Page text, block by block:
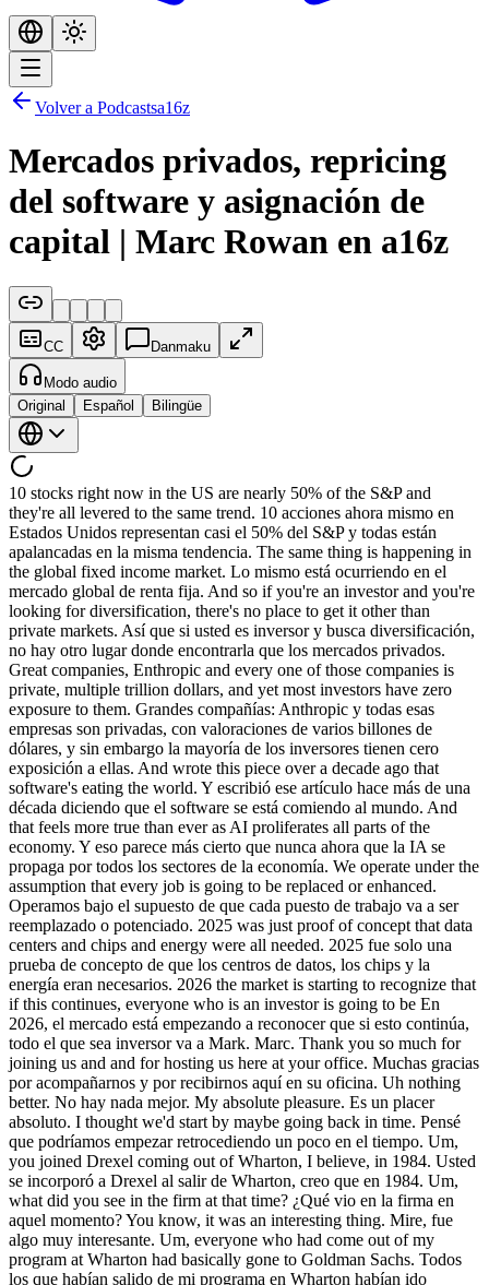
Volver a Podcastsa16z
Mercados privados, repricing
del software y asignación de
capital | Marc Rowan en a16z
CC Danmaku
Modo audio
Original
Español Bilingüe
10 stocks right now in the US are nearly 50% of the S&P and they're all levered to the same trend. 10 acciones ahora mismo en Estados Unidos representan casi el 50% del S&P y todas están apalancadas en la misma tendencia. The same thing is happening in the global fixed income market. Lo mismo está ocurriendo en el mercado global de renta fija. And so if you're an investor and you're looking for diversification, there's no place to get it other than private markets. Así que si usted es inversor y busca diversificación, no hay otro lugar donde encontrarla que los mercados privados. Great companies, Enthropic and every one of those companies is private, multiple trillion dollars, and yet most investors have zero exposure to them. Grandes compañías: Anthropic y todas esas empresas son privadas, con valoraciones de varios billones de dólares, y sin embargo la mayoría de los inversores tienen cero exposición a ellas. And wrote this piece over a decade ago that software's eating the world. Y escribió ese artículo hace más de una década diciendo que el software se está comiendo al mundo. And that feels more true than ever as AI proliferates all parts of the economy. Y eso parece más cierto que nunca ahora que la IA se propaga por todos los sectores de la economía. We operate under the assumption that every job is going to be replaced or enhanced. Operamos bajo el supuesto de que cada puesto de trabajo va a ser reemplazado o potenciado. 2025 was just proof of concept that data centers and chips and energy were all needed. 2025 fue solo una prueba de concepto de que los centros de datos, los chips y la energía eran necesarios. 2026 the market is starting to recognize that if this continues, everyone who is an investor is going to be En 2026, el mercado está empezando a reconocer que si esto continúa, todo el que sea inversor va a Mark. Marc. Thank you so much for joining us and and for hosting us here at your office. Muchas gracias por acompañarnos y por recibirnos aquí en su oficina. Uh nothing better. No hay nada mejor. My absolute pleasure. Es un placer absoluto. I thought we'd start by maybe going back in time. Pensé que podríamos empezar retrocediendo un poco en el tiempo. Um, you joined Drexel coming out of Wharton, I believe, in 1984. Usted se incorporó a Drexel al salir de Wharton, creo que en 1984. Um, what did you see in the firm at that time? ¿Qué vio en la firma en aquel momento? You know, it was an interesting thing. Mire, fue algo muy interesante. Um, everyone who had come out of my program at Wharton had basically gone to Goldman Sachs. Todos los que habían salido de mi programa en Wharton habían ido básicamente a Goldman Sachs. Yep. Sí. And what struck me about Drexel's business, which was financing entrepreneurs, financing new companies, is that you didn't really need to know all that much about finance. Y lo que me llamó la atención del negocio de Drexel, que consistía en financiar a emprendedores y nuevas empresas, es que en realidad no necesitabas saber demasiado de finanzas. You needed to know a lot about business Lo que necesitabas era saber mucho sobre los negocios because these companies were not the Exxons of the day or the top-notch companies of the day. porque esas empresas no eran las Exxon de la época ni las compañías de primer nivel de entonces. They were companies where legitimately there were questions on the business model. Eran empresas en las que había preguntas legítimas sobre el modelo de negocio. And I was always much more interested in business than I was in the nuances of finance and public offerings and things like that. Y siempre me interesaron mucho más los negocios que los matices de las finanzas, las ofertas públicas y todo ese tipo de cosas. And I was not disappointed. Y no me defraudó. It was awesome. Fue increíble. Yeah. Sí. Yeah, I mean I think one of the most remarkable things about uh kind of the diaspora from from Draxville in that especially in that period is just I mean you can almost trace every major credit firm you know back to that kind of cohort of people. Sí, es decir, creo que una de las cosas más notables de la diáspora que salió de Drexel, especialmente en ese período, es que se puede trazar el origen de prácticamente cada gran firma de crédito que existe hasta ese grupo de personas. Was there something about the culture ¿Había algo en la cultura maybe the focus of of your clients at the time that sort of shaped you know that sort of incredible kind of diaspora talent? o quizás en el enfoque hacia sus clientes de aquella época que moldeó esa especie de increíble diáspora de talento? Look this business first mentality and really understanding the business is ultimately about making credit decisions. Mire, esta mentalidad de priorizar el negocio y entender realmente la empresa tiene que ver en última instancia con tomar decisiones crediticias. These companies were not investment grade. Estas empresas no tenían grado de inversión. they were below investment grade. estaban por debajo del grado de inversión. It really forced you to understand the fundamentals of their business, not to rely on third parties, but also a whole market was being created. Eso te obligaba a entender los fundamentos del negocio, a no depender de terceros, y además se estaba creando un mercado completamente nuevo. There were no high yield bonds. No existían los bonos de alto rendimiento. There were no levered loans. No existían los préstamos apalancados. There were no ETFs. No existían los ETFs. There was no real securitized product. No había ningún producto titulizado de verdad. All the products that we take for granted today that exist did not exist. Todos los productos que hoy damos por sentado simplemente no existían. This forced you into clean sheet thinking. Eso te obligaba a pensar desde cero. The whole notion of pick I believe was created in one afternoon solving a problem. Todo el concepto de pick creo que se creó en una sola tarde resolviendo un problema. The notion of silver b silverbacked or silver index bonds solving another problem El concepto de los bonos respaldados en plata o indexados a la plata resolviendo otro problema and so on and so on. y así sucesivamente. The notion of a highly confident letter, the notion of bridge financing. El concepto de la carta de alta confianza, el concepto del financiamiento puente. All of these things were basically problem solution, problem solution. Todo esto era básicamente problema, solución, problema, solución. And that mentality of understanding the business, understanding the credit, but also having clean sheet thinking is certainly what powers Apollo today. Y esa mentalidad de entender el negocio, entender el crédito, pero también pensar desde cero es definitivamente lo que impulsa a Apollo hoy. And I know you know Michael Milin has been a mentor for a long time. Sé que Michael Milken ha sido un mentor para usted durante mucho tiempo. I guess what are some of the most valuable lessons you've learned from him over the years? ¿Cuáles dirías que son las lecciones más valiosas que ha aprendido de él a lo largo de los años? They're just innumerable. Son innumerables. But I I the story I tell about Mike is um I was um like a smart young guy. Pero la historia que cuento sobre Mike es que yo era un joven inteligente. I had mastered my craft. Había dominado mi oficio. I was well thought of. Tenía buena reputación. But and so every time the market kind of went sideways, I would get a call from Mike and Mike would say, "Could you come from New York to California?" Pero cada vez que el mercado se ponía difícil, recibía una llamada de Mike y Mike me decía: "¿Podrías venir de Nueva York a California?" I would of course ask when. Yo le preguntaba, claro, cuándo. This would Monday. Sería el lunes. He'd be like, "Tuesday." Él respondía: "El martes." So, uh, the immediiacy of how you dealt with problems and the business first mentality was definitely a micism. Entonces, la inmediatez con que enfrentaba los problemas y esa mentalidad de priorizar el negocio fue sin duda una gran enseñanza. And I sat on the trading desk and at the end of every trading day, Mike would walk by my desk and I was supposed to have all the answers because Mike was doing a million things. Yo estaba en la mesa de operaciones y al final de cada jornada Mike pasaba por mi escritorio, y se suponía que yo tenía que tener todas las respuestas porque Mike estaba haciendo un millón de cosas. I was just doing one thing. Yo solo me ocupaba de una. And every day he would ask me a question that I did not know the answer to. Y cada día me hacía una pregunta a la que yo no sabía la respuesta. And he didn't do it to provoke me or to show me how smart he was. Y no lo hizo para provocarme ni para demostrarme lo inteligente que era. He was showing me to connect the dots. Me estaba enseñando a conectar los puntos. And I do think that that's a big part of what goes on in our world today. Y creo que eso es una gran parte de lo que ocurre en nuestro mundo hoy. Can you take what's happening geopolitically? ¿Puede usted tomar lo que está pasando geopolíticamente? Can you take what's happening in technology? ¿Puede tomar lo que está pasando en tecnología? Can you take what's happening in financial markets? ¿Puede tomar lo que está pasando en los mercados financieros? Can you take all the personalities and people and can you put it together in a coherent way that makes for good relationships, good deals, good partnerships, things that benefit the world. ¿Puede tomar todas las personalidades y a las personas, y puede ensamblar todo de manera coherente, de forma que genere buenas relaciones, buenos acuerdos, buenas asociaciones, cosas que beneficien al mundo? And I think that's the primary lesson I took out along with Y creo que esa es la lección principal que me llevé, junto con the pathiest thing is sometimes the most valuable. que